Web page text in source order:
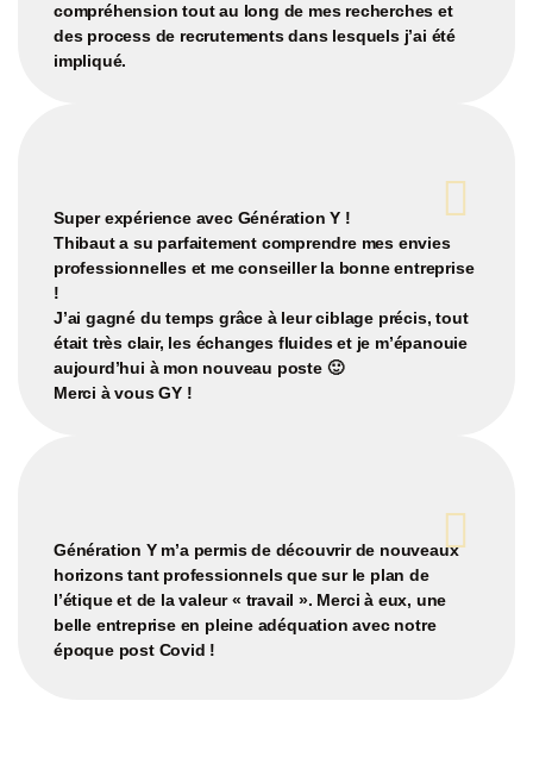
compréhension tout au long de mes recherches et
des process de recrutements dans lesquels j’ai été
impliqué.
Super expérience avec Génération Y !
Thibaut a su parfaitement comprendre mes envies
professionnelles et me conseiller la bonne entreprise
!
J’ai gagné du temps grâce à leur ciblage précis, tout
était très clair, les échanges fluides et je m’épanouie
aujourd’hui à mon nouveau poste 🙂
Merci à vous GY !
Génération Ym’a permis de découvrir de nouveaux
horizonstant professionnels que sur le plan de
l’étique et de la valeur « travail ». Merci à eux, une
belle entrepriseen pleine adéquation avec notre
époque post Covid !